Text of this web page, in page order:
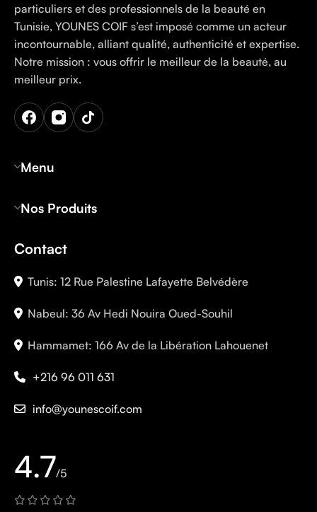
particuliers et des professionnels de la beauté en
Tunisie, YOUNES COIF s’est imposé comme un acteur
incontournable, alliant qualité, authenticité et expertise.
Notre mission : vous offrir le meilleur de la beauté, au
meilleur prix.
Menu
Nos Produits
Contact
Tunis: 12 Rue Palestine Lafayette Belvédère
Nabeul: 36 Av Hedi Nouira Oued-Souhil
Hammamet: 166 Av de la Libération Lahouenet
+216 96 011 631
info@younescoif.com
4.7/5